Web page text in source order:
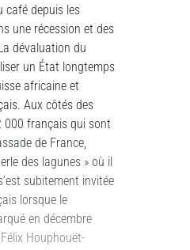
café depuis les
une récession et des
dévaluation du
un État longtemps
africaine et
Aux côtés des
000 français qui sont
de France,
des lagunes » où il
subitement invitée
lorsque le
en décembre
Houphouët-